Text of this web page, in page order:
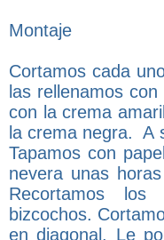
Montaje
Cortamos cada
las rellenamos
con la crema
la crema negra. A
Tapamos con
nevera unas
Recortamos
bizcochos.
en diagonal. Le